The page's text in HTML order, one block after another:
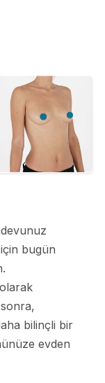
bugün
bilinçli bir
evden